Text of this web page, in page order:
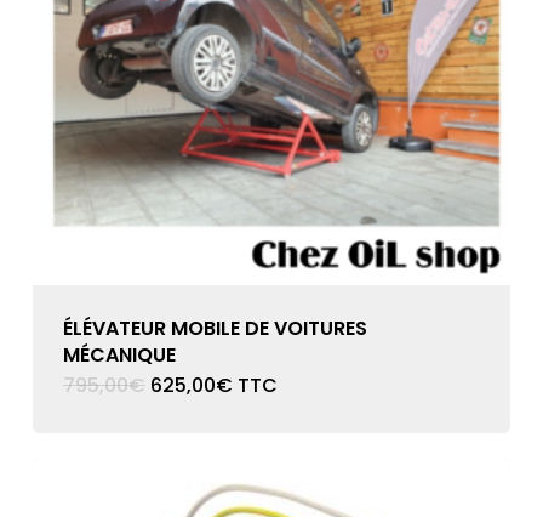
ÉLÉVATEUR MOBILE DE VOITURES
MÉCANIQUE
795,00€ Le
625,00€Le
TTC